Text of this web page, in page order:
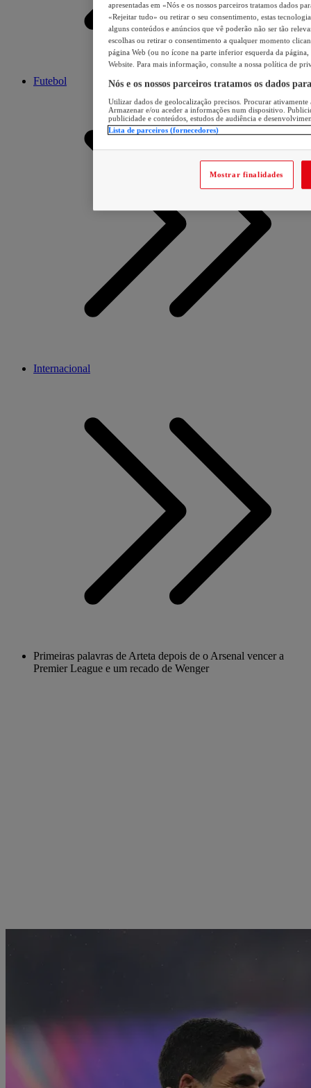
Futebol
Internacional
Primeiras palavras de Arteta depois de o Arsenal vencer a
Premier League e um recado de Wenger
apresentadas em «Nós e os nossos parceiros tratamos dados
«Rejeitar tudo» ou retirar o seu consentimento, estas
alguns conteúdos e anúncios que vê poderão não ser tão
escolhas ou retirar o consentimento a qualquer momento
página Web (ou no ícone na parte inferior esquerda da página,
Website. Para mais informação, consulte a nossa política de
Nós e os nossos parceiros tratamos os dados
Utilizar dados de geolocalização precisos. Procurar
Armazenar e/ou aceder a informações num dispositivo.
publicidade e conteúdos, estudos de audiência e
Lista de parceiros (fornecedores)
Mostrar finalidades